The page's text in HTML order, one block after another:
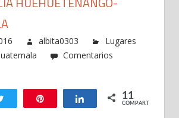
albita0303
Lugares
Comentarios
Twittear Compartir
11
COMPARTIR